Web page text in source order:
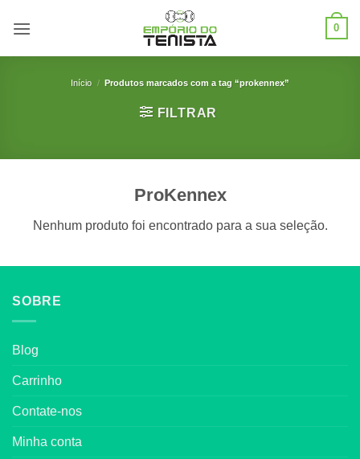
0
Início / Produtos marcados com a tag “prokennex”
FILTRAR
ProKennex
Nenhum produto foi encontrado para a sua seleção.
SOBRE
Blog
Carrinho
Contate-nos
Minha conta